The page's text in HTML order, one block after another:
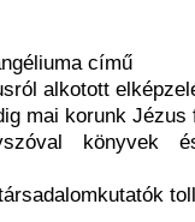
című
alkotott
mai korunk Jézus
könyvek